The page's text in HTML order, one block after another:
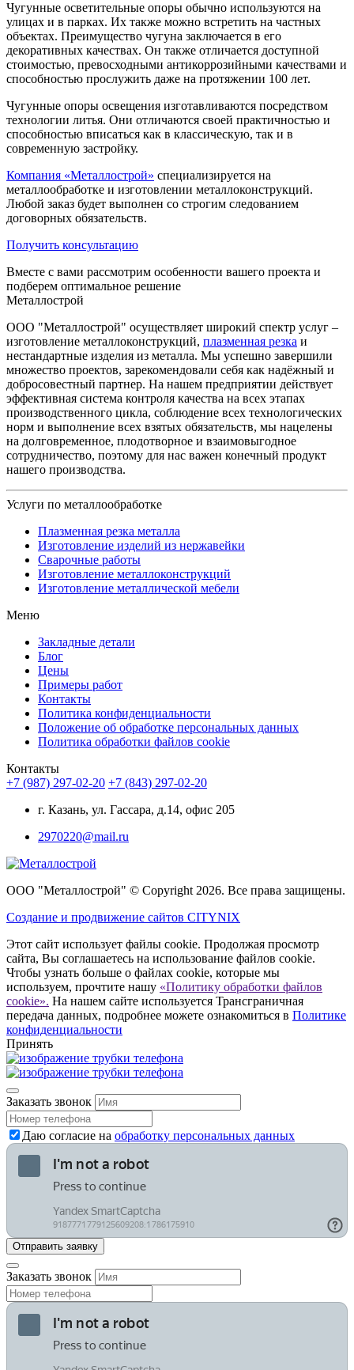
Чугунные осветительные опоры обычно используются на
улицах и в парках. Их также можно встретить на частных
объектах. Преимущество чугуна заключается в его
декоративных качествах. Он также отличается доступной
стоимостью, превосходными антикоррозийными качествами и
способностью прослужить даже на протяжении 100 лет.
Чугунные опоры освещения изготавливаются посредством
технологии литья. Они отличаются своей практичностью и
способностью вписаться как в классическую, так и в
современную застройку.
Компания «Металлострой» специализируется на
металлообработке и изготовлении металлоконструкций.
Любой заказ будет выполнен со строгим следованием
договорных обязательств.
Получить консультацию
Вместе с вами рассмотрим особенности вашего проекта и
подберем оптимальное решение
Металлострой
ООО "Металлострой" осуществляет широкий спектр услуг –
изготовление металлоконструкций, плазменная резка и
нестандартные изделия из металла. Мы успешно завершили
множество проектов, зарекомендовали себя как надёжный и
добросовестный партнер. На нашем предприятии действует
эффективная система контроля качества на всех этапах
производственного цикла, соблюдение всех технологических
норм и выполнение всех взятых обязательств, мы нацелены
на долговременное, плодотворное и взаимовыгодное
сотрудничество, поэтому для нас важен конечный продукт
нашего производства.
Услуги по металлообработке
Плазменная резка металла
Изготовление изделий из нержавейки
Сварочные работы
Изготовление металлоконструкций
Изготовление металлической мебели
Меню
Закладные детали
Блог
Цены
Примеры работ
Контакты
Политика конфиденциальности
Положение об обработке персональных данных
Политика обработки файлов cookie
Контакты
+7 (987) 297-02-20 +7 (843) 297-02-20
г. Казань, ул. Гассара, д.14, офис 205
2970220@mail.ru
ООО "Металлострой" © Copyright 2026. Все права защищены.
Создание и продвижение сайтов CITYNIX
Этот сайт использует файлы cookie. Продолжая просмотр
сайта, Вы соглашаетесь на использование файлов cookie.
Чтобы узнать больше о файлах cookie, которые мы
используем, прочтите нашу «Политику обработки файлов
cookie». На нашем сайте используется Трансграничная
передача данных, подробнее можете ознакомиться в Политике
конфиденциальности
Принять
Заказать звонок
Даю согласие на обработку персональных данных
Заказать звонок